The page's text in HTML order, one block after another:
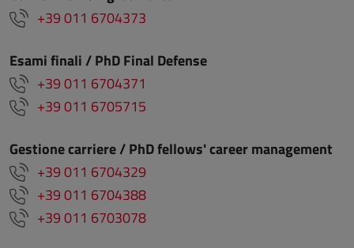
+39 011 6704373
Esami finali / PhD Final Defense
+39 011 6704371
+39 011 6705715
Gestione carriere / PhD fellows' career management
+39 011 6704329
+39 011 6704388
+39 011 6703078